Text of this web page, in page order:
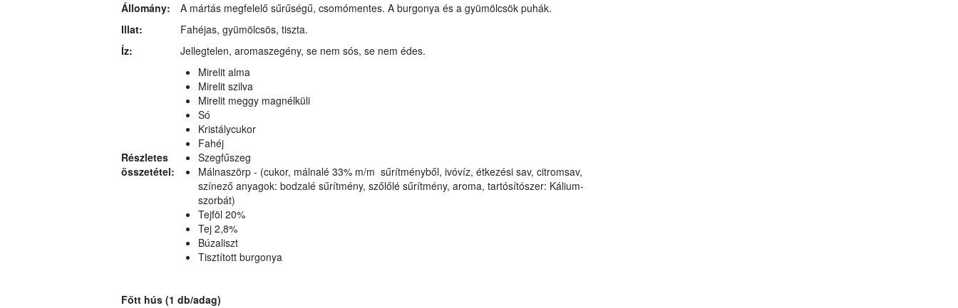
Állomány:
A mártás megfelelő sűrűségű, csomómentes. A burgonya és a gyümölcsök puhák.
Illat:
Fahéjas, gyümölcsös, tiszta.
Íz:
Jellegtelen, aromaszegény, se nem sós, se nem édes.
Részletes
összetétel:
Mirelit alma
Mirelit szilva
Mirelit meggy magnélküli
Só
Kristálycukor
Fahéj
Szegfűszeg
Málnaszörp - (cukor, málnalé 33% m/m sűrítményből, ivóvíz, étkezési sav, citromsav,
színező anyagok: bodzalé sűrítmény, szőlőlé sűrítmény, aroma, tartósítószer: Kálium-
szorbát)
Tejföl 20%
Tej 2,8%
Búzaliszt
Tisztított burgonya
Főtt hús (1 db/adag)